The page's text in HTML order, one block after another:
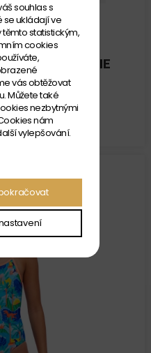
ONE PIECE ROSIE
8
souhlas s
se ukládají ve
statistickým,
cookies
vás obtěžovat
Můžete také
nezbytnými
nám
vylepšování.